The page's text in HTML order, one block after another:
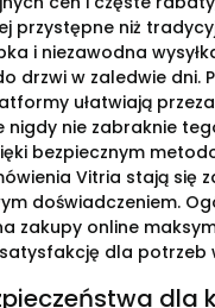
przystępne niż
i niezawodna
drzwi w zaledwie dni.
ułatwiają
nigdy nie zabraknie
bezpiecznym
Vitria stają się
doświadczeniem.
zakupy online
dla potrzeb
dla